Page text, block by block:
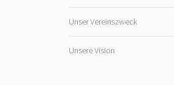
Unser Vereinszweck
Unsere Vision